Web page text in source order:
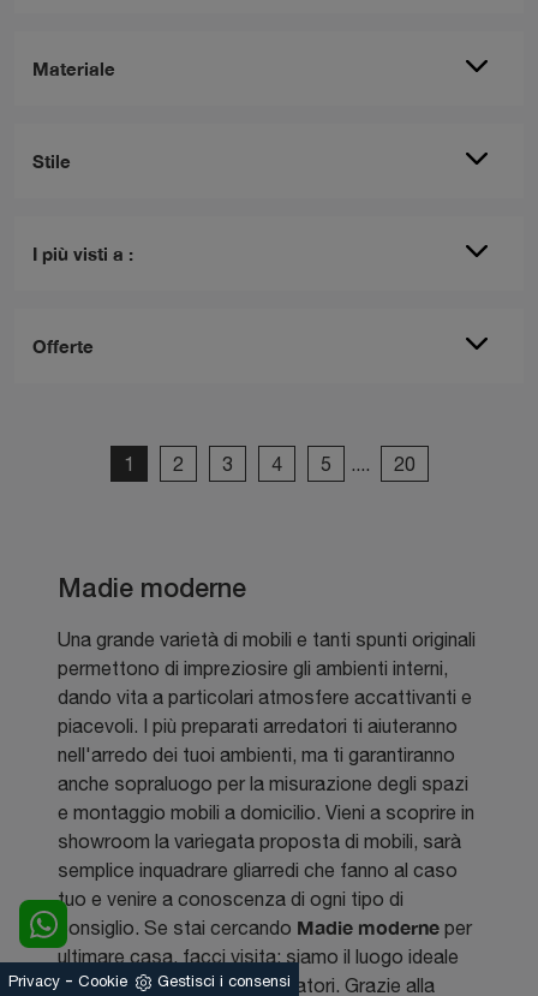
Materiale
Stile
I più visti a :
Offerte
1 2 3 4 5 .... 20
Madie moderne
Una grande varietà di mobili e tanti spunti originali
permettono di impreziosire gli ambienti interni,
dando vita a particolari atmosfere accattivanti e
piacevoli. I più preparati arredatori ti aiuteranno
nell'arredo dei tuoi ambienti, ma ti garantiranno
anche sopraluogo per la misurazione degli spazi
e montaggio mobili a domicilio. Vieni a scoprire in
showroom la variegata proposta di mobili, sarà
semplice inquadrare gliarredi che fanno al caso
tuo e venire a conoscenza di ogni tipo di
consiglio. Se stai cercando Madie moderne per
ultimare casa, facci visita: siamo il luogo ideale
per conoscere i nostri arredatori. Grazie alla
Privacy - Cookie Gestisci i consensi